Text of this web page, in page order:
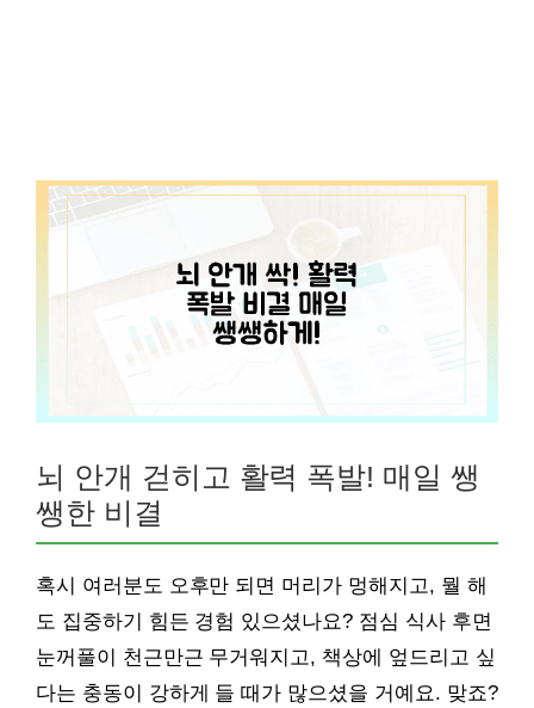
뇌 안개 걷히고 활력 폭발! 매일 쌩
쌩한 비결
혹시 여러분도 오후만 되면 머리가 멍해지고, 뭘 해
도 집중하기 힘든 경험 있으셨나요? 점심 식사 후면
눈꺼풀이 천근만근 무거워지고, 책상에 엎드리고 싶
다는 충동이 강하게 들 때가 많으셨을 거예요. 맞죠?